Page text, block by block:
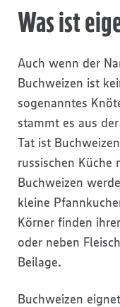
Was ist
Auch wenn der
Buchweizen ist
sogenanntes
stammt es aus
Tat ist
russischen Küche
Buchweizen
kleine
Körner finden
oder neben
Beilage.
Buchweizen